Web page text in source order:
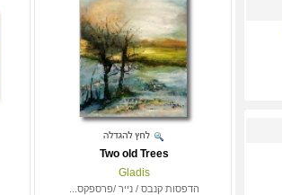
Two old Trees
Gladis
הדפסות קנבס / נייר /פרספקס...